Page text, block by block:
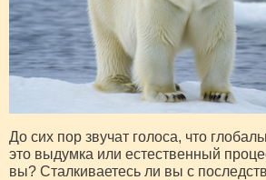
До сих пор звучат голоса, что
это выдумка или естественный
вы? Сталкиваетесь ли вы с